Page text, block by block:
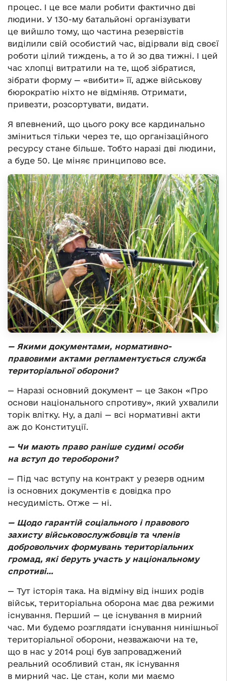
процес. І це все мали робити фактично дві
людини. У 130-му батальйоні організувати
це вийшло тому, що частина резервістів
виділили свій особистий час, відірвали від своєї
роботи цілий тиждень, а то й зо два тижні. І цей
час хлопці витратили на те, щоб зібратися,
зібрати форму — «вибити» її, адже військову
бюрократію ніхто не відміняв. Отримати,
привезти, розсортувати, видати.
Я впевнений, що цього року все кардинально
зміниться тільки через те, що організаційного
ресурсу стане більше. Тобто наразі дві людини,
а буде 50. Це міняє принципово все.
— Якими документами, нормативно-
правовими актами регламентується служба
територіальної оборони?
— Наразі основний документ — це Закон «Про
основи національного спротиву», який ухвалили
торік влітку. Ну, а далі — всі нормативні акти
аж до Конституції.
— Чи мають право раніше судимі особи
на вступ до тероборони?
— Під час вступу на контракт у резерв одним
із основних документів є довідка про
несудимість. Отже — ні.
— Щодо гарантій соціального і правового
захисту військовослужбовців та членів
добровольчих формувань територіальних
громад, які беруть участь у національному
спротиві…
— Тут історія така. На відміну від інших родів
військ, територіальна оборона має два режими
існування. Перший — це існування в мирний
час. Ми будемо розглядати існування нинішньої
територіальної оборони, незважаючи на те,
що в нас у 2014 році був запроваджений
реальний особливий стан, як існування
в мирний час. Це стан, коли ми маємо